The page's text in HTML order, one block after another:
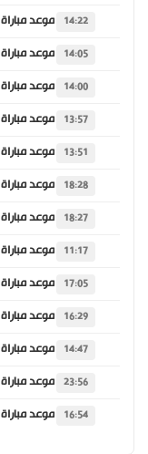
14:22
14:05
14:00
13:57
13:51
18:28
18:27
11:17
17:05
16:29
14:47
23:56
16:54